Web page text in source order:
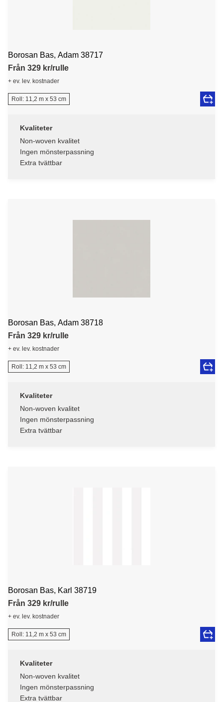
Borosan Bas, Adam 38717
Från 329 kr/rulle
+ ev. lev. kostnader
Roll: 11,2 m x 53 cm
Kvaliteter
Non-woven kvalitet
Ingen mönsterpassning
Extra tvättbar
Borosan Bas, Adam 38718
Från 329 kr/rulle
+ ev. lev. kostnader
Roll: 11,2 m x 53 cm
Kvaliteter
Non-woven kvalitet
Ingen mönsterpassning
Extra tvättbar
Borosan Bas, Karl 38719
Från 329 kr/rulle
+ ev. lev. kostnader
Roll: 11,2 m x 53 cm
Kvaliteter
Non-woven kvalitet
Ingen mönsterpassning
Extra tvättbar